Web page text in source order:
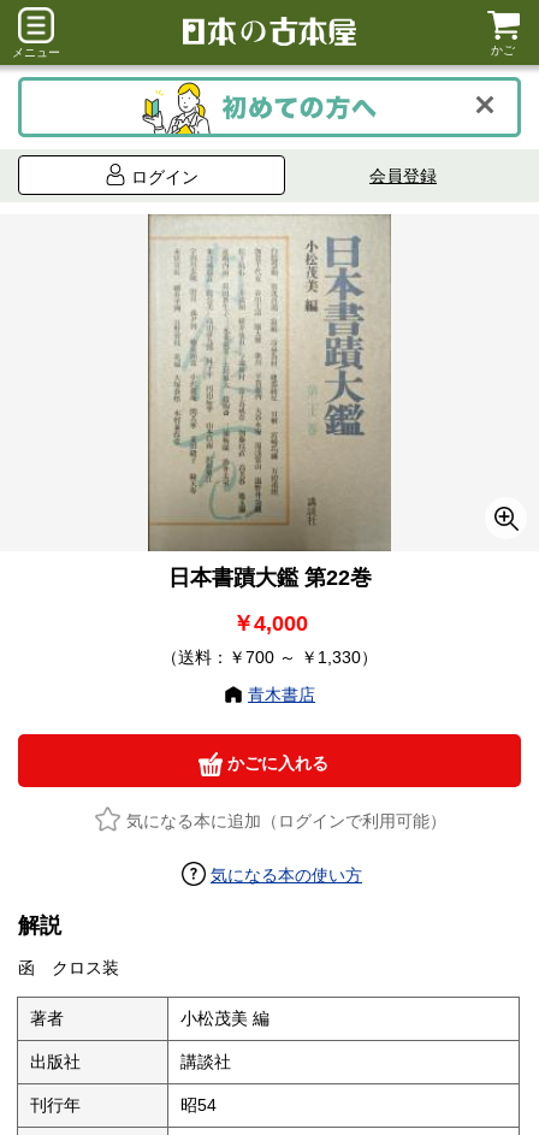
メニュー かご
ログイン 会員登録
日本書蹟大鑑 第22巻
￥4,000
（送料：￥700 ～ ￥1,330）
青木書店
かごに入れる
気になる本に追加（ログインで利用可能）
気になる本の使い方
解説
函 クロス装
著者 小松茂美 編
出版社 講談社
刊行年 昭54